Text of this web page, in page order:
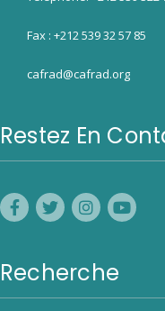
Fax : +212 539 32 57 85
cafrad@cafrad.org
Restez En
Recherche